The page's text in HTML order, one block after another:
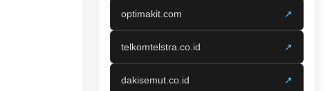
optimakit.com ↗
telkomtelstra.co.id ↗
dakisemut.co.id ↗